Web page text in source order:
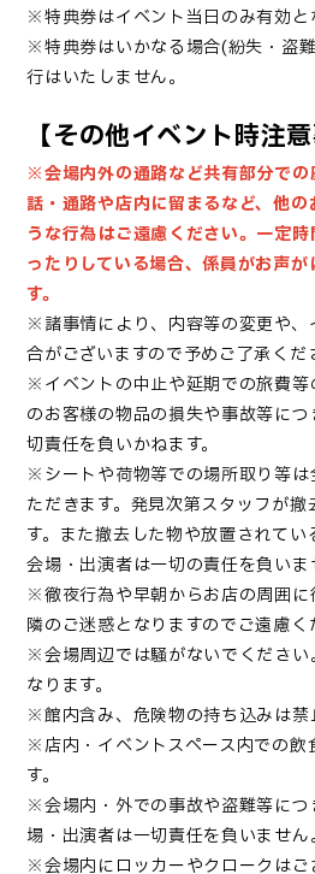
※特典券はイベント当日のみ有効と
※特典券はいかなる場合(紛失・盗
行はいたしません。
【その他イベント時注意
※会場内外の通路など共有部分での
話・通路や店内に留まるなど、他
うな行為はご遠慮ください。一定
ったりしている場合、係員がお声
す。
※諸事情により、内容等の変更や
合がございますので予めご了承くだ
※イベントの中止や延期での旅費
のお客様の物品の損失や事故等に
切責任を負いかねます。
※シートや荷物等での場所取り等
ただきます。発見次第スタッフが撤
す。また撤去した物や放置されてい
会場・出演者は一切の責任を負いま
※徹夜行為や早朝からお店の周囲
隣のご迷惑となりますのでご遠慮く
※会場周辺では騒がないでください
なります。
※館内含み、危険物の持ち込みは禁
※店内・イベントスペース内での飲
す。
※会場内・外での事故や盗難等につ
場・出演者は一切責任を負いません
※会場内にロッカーやクロークは